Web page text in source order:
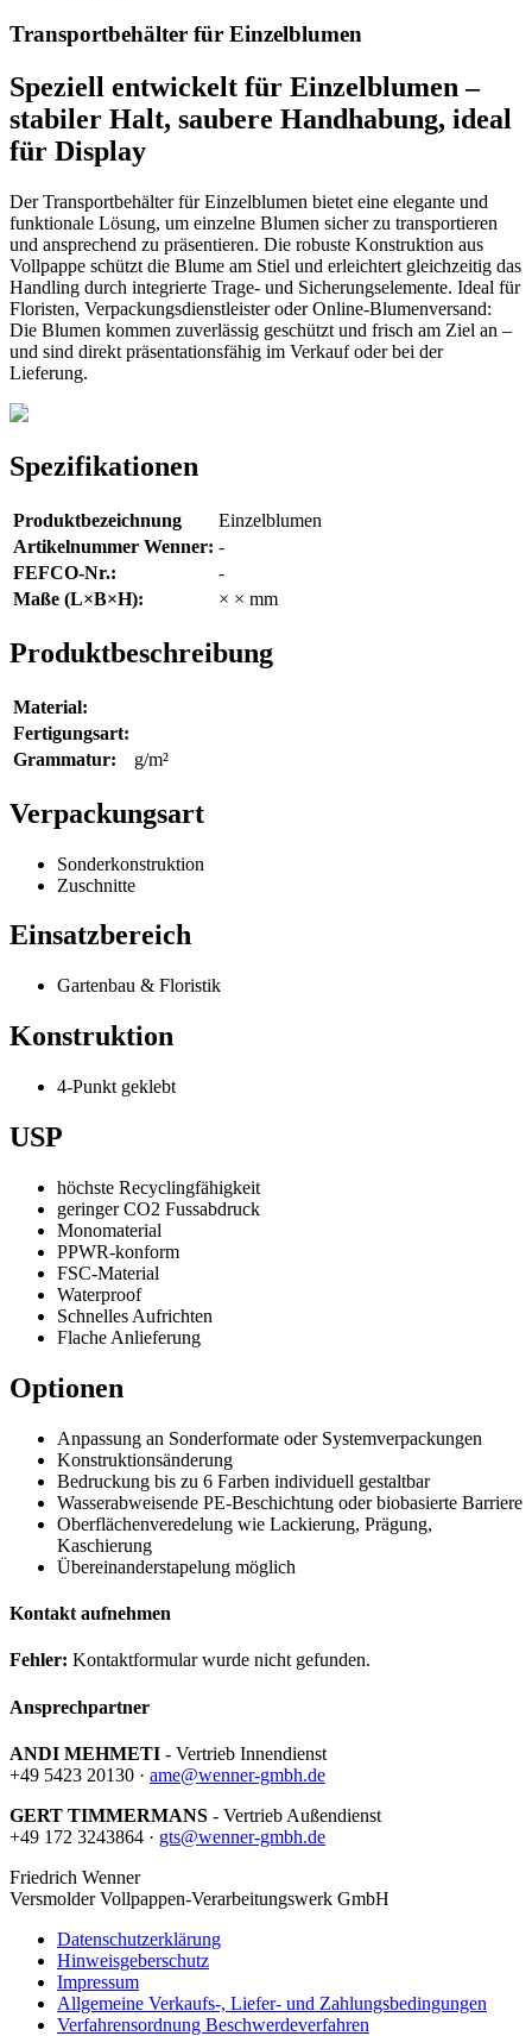
Transportbehälter für Einzelblumen
Speziell entwickelt für Einzelblumen –
stabiler Halt, saubere Handhabung, ideal
für Display
Der Transportbehälter für Einzelblumen bietet eine elegante und
funktionale Lösung, um einzelne Blumen sicher zu transportieren
und ansprechend zu präsentieren. Die robuste Konstruktion aus
Vollpappe schützt die Blume am Stiel und erleichtert gleichzeitig das
Handling durch integrierte Trage- und Sicherungselemente. Ideal für
Floristen, Verpackungsdienstleister oder Online-Blumenversand:
Die Blumen kommen zuverlässig geschützt und frisch am Ziel an –
und sind direkt präsentationsfähig im Verkauf oder bei der
Lieferung.
Spezifikationen
Produktbezeichnung
Einzelblumen
Artikelnummer Wenner: -
FEFCO-Nr.:
-
Maße (L×B×H):
× × mm
Produktbeschreibung
Material:
Fertigungsart:
Grammatur:
g/m²
Verpackungsart
Sonderkonstruktion
Zuschnitte
Einsatzbereich
Gartenbau & Floristik
Konstruktion
4-Punkt geklebt
USP
höchste Recyclingfähigkeit
geringer CO2 Fussabdruck
Monomaterial
PPWR-konform
FSC-Material
Waterproof
Schnelles Aufrichten
Flache Anlieferung
Optionen
Anpassung an Sonderformate oder Systemverpackungen
Konstruktionsänderung
Bedruckung bis zu 6 Farben individuell gestaltbar
Wasserabweisende PE-Beschichtung oder biobasierte Barriere
Oberflächenveredelung wie Lackierung, Prägung,
Kaschierung
Übereinanderstapelung möglich
Kontakt aufnehmen
Fehler: Kontaktformular wurde nicht gefunden.
Ansprechpartner
ANDI MEHMETI - Vertrieb Innendienst
+49 5423 20130 · ame@wenner-gmbh.de
GERT TIMMERMANS - Vertrieb Außendienst
+49 172 3243864 · gts@wenner-gmbh.de
Friedrich Wenner
Versmolder Vollpappen-Verarbeitungswerk GmbH
Datenschutzerklärung
Hinweisgeberschutz
Impressum
Allgemeine Verkaufs-, Liefer- und Zahlungsbedingungen
Verfahrensordnung Beschwerdeverfahren